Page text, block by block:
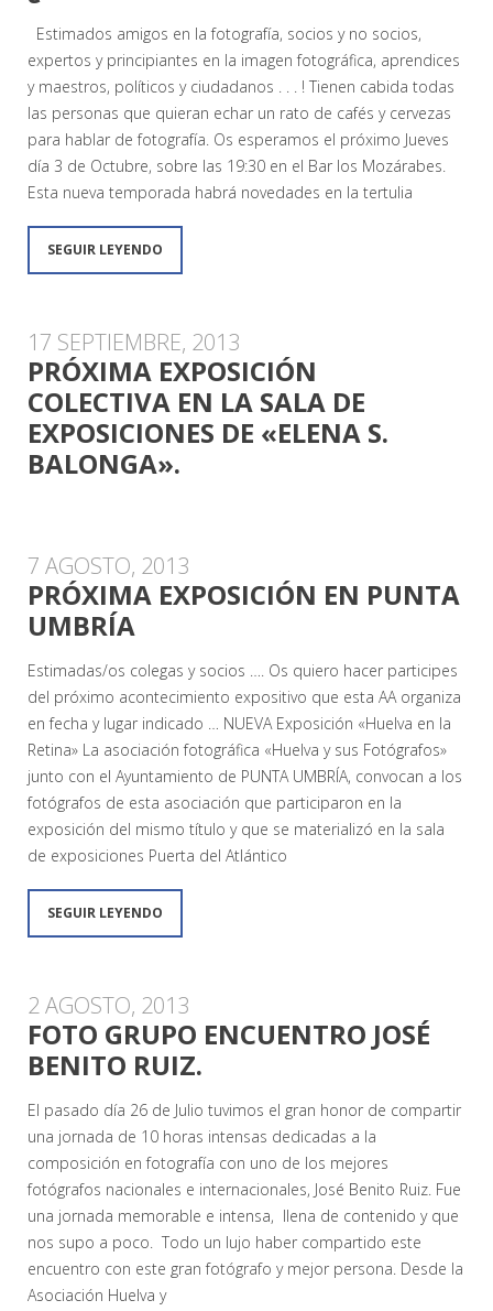
Estimados amigos en la fotografía, socios y no socios,
expertos y principiantes en la imagen fotográfica, aprendices
y maestros, políticos y ciudadanos . . . ! Tienen cabida todas
las personas que quieran echar un rato de cafés y cervezas
para hablar de fotografía. Os esperamos el próximo Jueves
día 3 de Octubre, sobre las 19:30 en el Bar los Mozárabes.
Esta nueva temporada habrá novedades en la tertulia
SEGUIR LEYENDO
17 SEPTIEMBRE, 2013
PRÓXIMA EXPOSICIÓN
COLECTIVA EN LA SALA DE
EXPOSICIONES DE «ELENA S.
BALONGA».
7 AGOSTO, 2013
PRÓXIMA EXPOSICIÓN EN PUNTA
UMBRÍA
Estimadas/os colegas y socios …. Os quiero hacer participes
del próximo acontecimiento expositivo que esta AA organiza
en fecha y lugar indicado … NUEVA Exposición «Huelva en la
Retina» La asociación fotográfica «Huelva y sus Fotógrafos»
junto con el Ayuntamiento de PUNTA UMBRÍA, convocan a los
fotógrafos de esta asociación que participaron en la
exposición del mismo título y que se materializó en la sala
de exposiciones Puerta del Atlántico
SEGUIR LEYENDO
2 AGOSTO, 2013
FOTO GRUPO ENCUENTRO JOSÉ
BENITO RUIZ.
El pasado día 26 de Julio tuvimos el gran honor de compartir
una jornada de 10 horas intensas dedicadas a la
composición en fotografía con uno de los mejores
fotógrafos nacionales e internacionales, José Benito Ruiz. Fue
una jornada memorable e intensa, llena de contenido y que
nos supo a poco. Todo un lujo haber compartido este
encuentro con este gran fotógrafo y mejor persona. Desde la
Asociación Huelva y